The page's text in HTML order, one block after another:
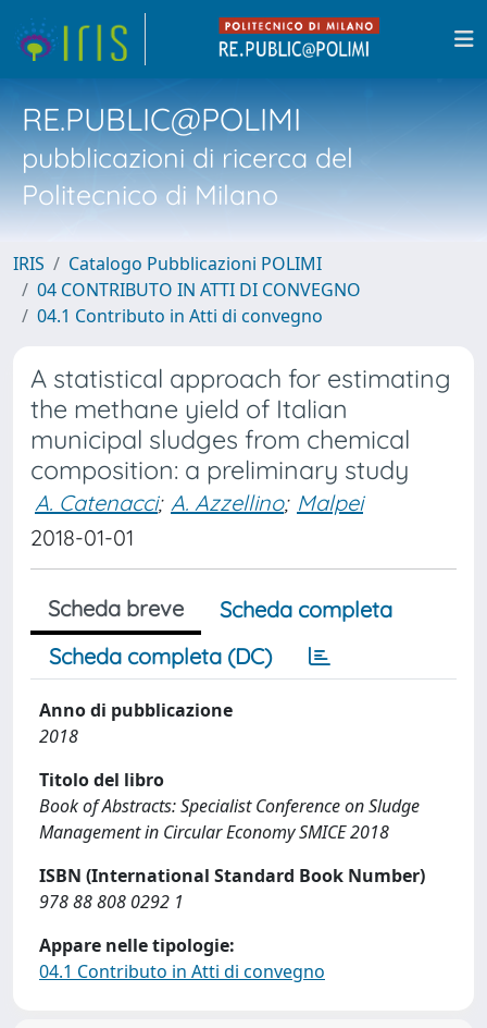
RE.PUBLIC@POLIMI
pubblicazioni di ricerca del
Politecnico di Milano
IRIS
Catalogo Pubblicazioni POLIMI
04 CONTRIBUTO IN ATTI DI CONVEGNO
04.1 Contributo in Atti di convegno
A statistical approach for estimating
the methane yield of Italian
municipal sludges from chemical
composition: a preliminary study
A. Catenacci; A. Azzellino; Malpei
2018-01-01
Scheda breve
Scheda completa
Scheda completa (DC)
Anno di pubblicazione
2018
Titolo del libro
Book of Abstracts: Specialist Conference on Sludge
Management in Circular Economy SMICE 2018
ISBN (International Standard Book Number)
978 88 808 0292 1
Appare nelle tipologie:
04.1 Contributo in Atti di convegno